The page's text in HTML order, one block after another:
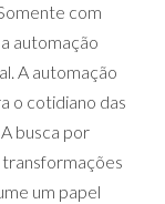
com
automação
A automação
o cotidiano das
busca por
transformações
um papel